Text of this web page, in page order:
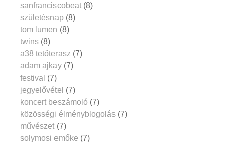
sanfranciscobeat (8)
születésnap (8)
tom lumen (8)
twins (8)
a38 tetőterasz (7)
adam ajkay (7)
festival (7)
jegyelővétel (7)
koncert beszámoló (7)
közösségi élményblogolás (7)
művészet (7)
solymosi emőke (7)